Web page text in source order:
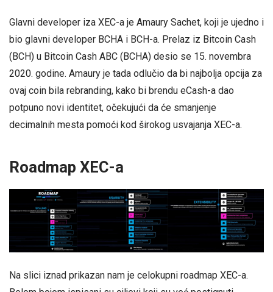
Glavni developer iza XEC-a je Amaury Sachet, koji je ujedno i
bio glavni developer BCHA i BCH-a. Prelaz iz Bitcoin Cash
(BCH) u Bitcoin Cash ABC (BCHA) desio se 15. novembra
2020. godine. Amaury je tada odlučio da bi najbolja opcija za
ovaj coin bila rebranding, kako bi brendu eCash-a dao
potpuno novi identitet, očekujući da će smanjenje
decimalnih mesta pomoći kod širokog usvajanja XEC-a.
Roadmap XEC-a
Na slici iznad prikazan nam je celokupni roadmap XEC-a.